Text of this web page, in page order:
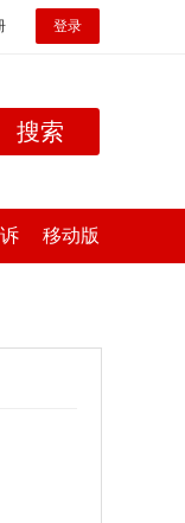
登录
搜索
移动版